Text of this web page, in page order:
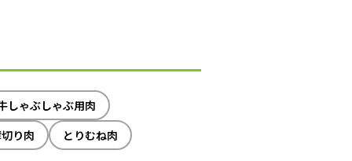
しゃぶしゃぶ用肉
り肉
とりむね肉